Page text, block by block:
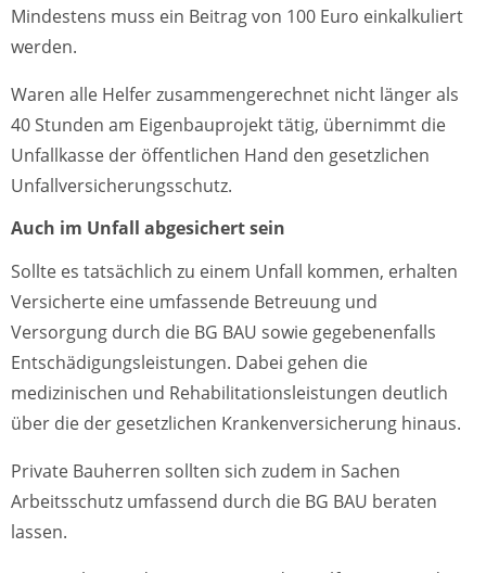
Mindestens muss ein Beitrag von 100 Euro einkalkuliert
werden.
Waren alle Helfer zusammengerechnet nicht länger als
40 Stunden am Eigenbauprojekt tätig, übernimmt die
Unfallkasse der öffentlichen Hand den gesetzlichen
Unfallversicherungsschutz.
Auch im Unfall abgesichert sein
Sollte es tatsächlich zu einem Unfall kommen, erhalten
Versicherte eine umfassende Betreuung und
Versorgung durch die BG BAU sowie gegebenenfalls
Entschädigungsleistungen. Dabei gehen die
medizinischen und Rehabilitationsleistungen deutlich
über die der gesetzlichen Krankenversicherung hinaus.
Private Bauherren sollten sich zudem in Sachen
Arbeitsschutz umfassend durch die BG BAU beraten
lassen.